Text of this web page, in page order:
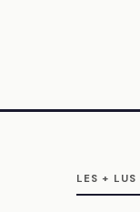
LES + LUS